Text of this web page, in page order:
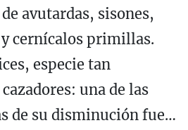
avutardas, sisones,
cernícalos primillas.
especie tan
una de las
de su disminución fue…